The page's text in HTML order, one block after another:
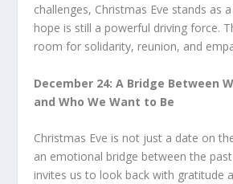
challenges, Christmas Eve stands as
hope is still a powerful driving force.
room for solidarity, reunion, and
December 24: A Bridge Between
and Who We Want to Be
Christmas Eve is not just a date on
an emotional bridge between the
invites us to look back with gratitude